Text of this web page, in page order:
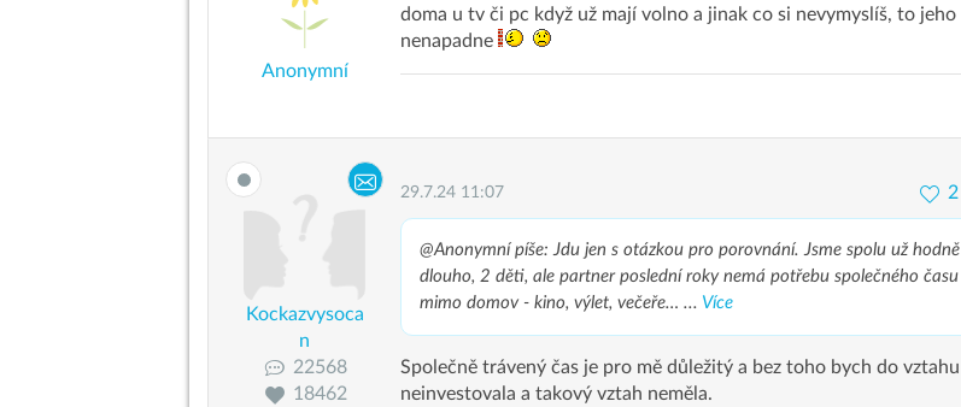
Anonymní
doma u tv či pc když už mají volno a jinak co si nevymyslíš, to jeho
nenapadne
Kockazvysoca
n
22568
18462
29.7.24 11:07 2
@Anonymnípíše:Jdu jen s otázkou pro porovnání. Jsme spolu už hodně
dlouho, 2 děti, ale partner poslední roky nemá potřebu společného času
mimo domov - kino, výlet, večeře… ... Více
Společně trávený čas je pro mě důležitý a bez toho bych do vztahu
neinvestovala a takový vztah neměla.